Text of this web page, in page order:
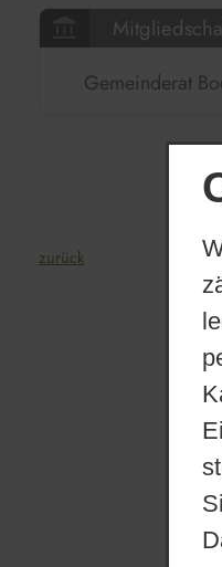
Gemeinderat
zurück